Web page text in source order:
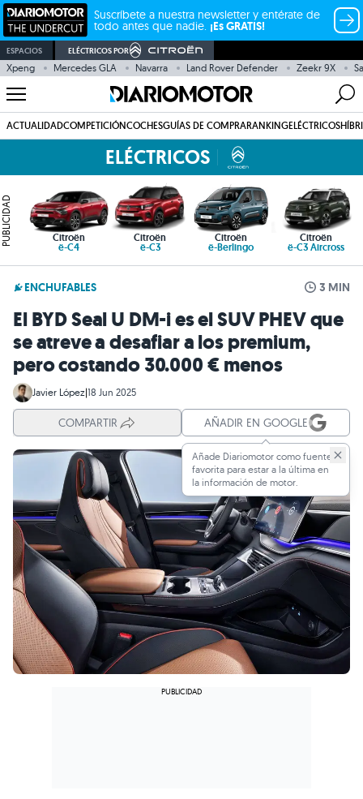
Suscríbete a nuestra newsletter y entérate de
todo antes que nadie. ¡Es GRATIS!
ESPACIOS ELÉCTRICOS POR
Xpeng Mercedes GLA Navarra Land Rover Defender Zeekr 9X
ACTUALIDADCOMPETICIÓNCOCHESGUÍAS DE COMPRARANKINGELÉCTRICOS
ELÉCTRICOS
PUBLICIDAD Citroën
ë-C4
Citroën
ë-C3
Citroën
ë-Berlingo
Citroën
ë-C3 Aircross
ENCHUFABLES 3 MIN
El BYD Seal U DM-i es el SUV PHEV que
se atreve a desafiar a los premium,
pero costando 30.000 € menos
Javier López|18 Jun 2025
COMPARTIR AÑADIR EN GOOGLE
Añade Diariomotor como fuente
favorita para estar a la última en
la información de motor.